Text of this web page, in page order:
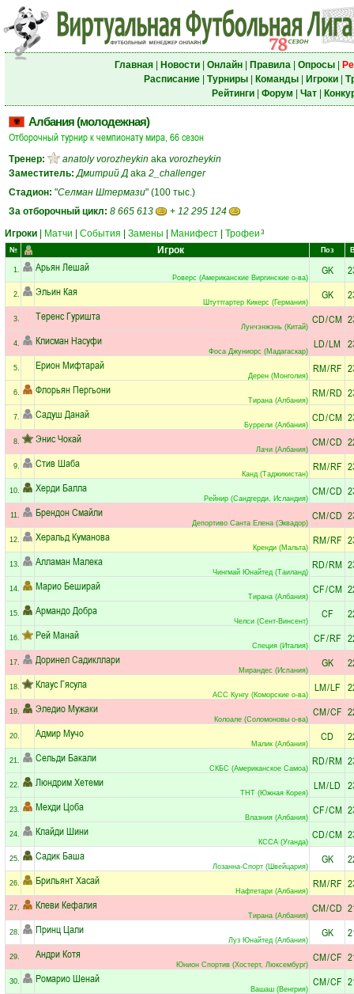
Главная| Новости| Онлайн| Правила| Опросы|
Расписание| Турниры| Команды| Игроки|
Рейтинги| Форум Чат|
Албания (молодежная)
Отборочный турнир к чемпионату мира, 66 сезон
Тренер: anatoly vorozheykin aka vorozheykin
Заместитель: Дмитрий Д aka 2_challenger
Стадион: "Селман Штермази" (100 тыс.)
За отборочный цикл: 8 665 613 + 12 295 124
Игроки
Матчи События Замены Манифест Трофеи 3
№ Игрок Поз
1. Арьян Лешай
Роверс (Американские Виргинские о-ва)
GK
2. Эльин Кая
Штуттгартер Кикерс (Германия)
GK
3. Теренс Гуришта
Лунчэнжэнь (Китай)
CD/CM
4. Клисман Насуфи
Фоса Джуниорс (Мадагаскар)
LD/LM
5. Ерион Мифтарай
Дерен (Монголия)
RM/RF
6. Флорьян Пергьони
Тирана (Албания)
RM/RD
7. Садуш Данай
Буррели (Албания)
CD/CM
8. Энис Чокай
Лачи (Албания)
CM/CD
9. Стив Шаба
Канд (Таджикистан)
RM/RF
10. Херди Балла
Рейнир (Сандгерди, Исландия)
CM/CD
11. Брендон Смайли
Депортиво Санта Елена (Эквадор)
CM/CD
12. Херальд Куманова
Кренди (Мальта)
RM/RF
13. Алламан Малека
Чингмай Юнайтед (Таиланд)
RD/RM
14. Марио Беширай
Тирана (Албания)
CF/CM
15. Армандо Добра
Челси (Сент-Винсент)
CF
16. Рей Манай
Специя (Италия)
CF/RF
17. Доринел Садикллари
Мирандес (Испания)
GK
18. Клаус Гясула
АCС Кунгу (Коморские о-ва)
LM/LF
19. Эледио Мужаки
Колоале (Соломоновы о-ва)
CM/CF
20. Адмир Мучо
Малик (Албания)
CD
21. Сельди Бакали
СКБС (Американское Самоа)
RD/RM
22. Люндрим Хетеми
ТНТ (Южная Корея)
LM/LD
23. Мехди Цоба
Влазния (Албания)
CF/CM
24. Клайди Шини
КССА (Уганда)
CD/CM
25. Садик Баша
Лозанна-Спорт (Швейцария)
GK
26. Брильянт Хасай
Нафтетари (Албания)
RM/RF
27. Клеви Кефалия
Тирана (Албания)
CM/CD
28. Принц Цали
Луз Юнайтед (Албания)
GK
29. Андри Котя
Юнион Спортив (Хостерт, Люксембург)
CM/CF
30. Ромарио Шенай
Вашаш (Венгрия)
CM/CF